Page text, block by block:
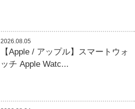
2026.08.05
【Apple / アップル】スマートウォ
ッチ Apple Watc...